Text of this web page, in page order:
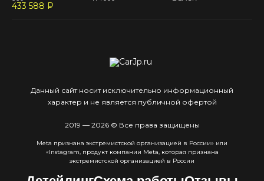
433 588 P
--
Данный сайт носит исключительно информационный
характер и не является публичной офертой
2019 — 2026 © Все права защищены
Meta признана экстремистcкой организацией в России» или
«Instagram, продукт компании Meta, которая признана
экстремистской организацией в России